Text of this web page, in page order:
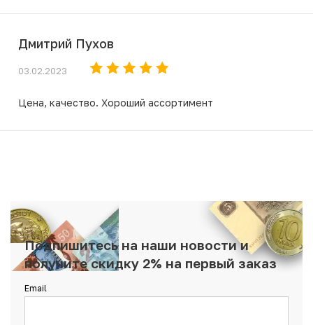
Дмитрий Пухов
03.02.2023
Цена, качество. Хороший ассортимент
Подпишитесь на наши новости и
получите скидку 2% на первый заказ
Email